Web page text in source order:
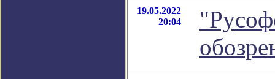
19.05.2022
20:04